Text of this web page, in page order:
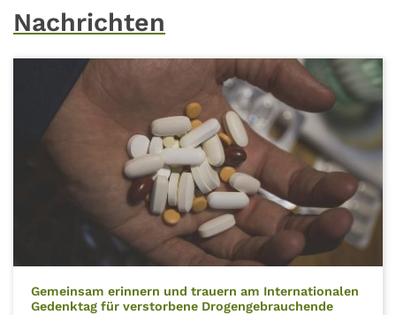
Nachrichten
Gemeinsam erinnern und trauern am Internationalen
Gedenktag für verstorbene Drogengebrauchende